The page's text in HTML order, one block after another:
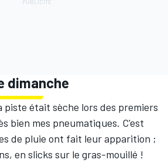
dimanche
piste était sèche lors des premiers
bien mes pneumatiques. C'est
de pluie ont fait leur apparition ;
en slicks sur le gras-mouillé !